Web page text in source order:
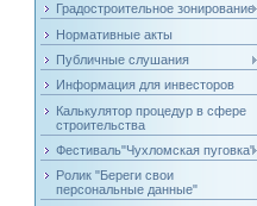
Градостроительное зонирование
Нормативные акты
Публичные слушания
Информация для инвесторов
Калькулятор процедур в сфере
строительства
Фестиваль"Чухломская пуговка"
Ролик "Береги свои
персональные данные"